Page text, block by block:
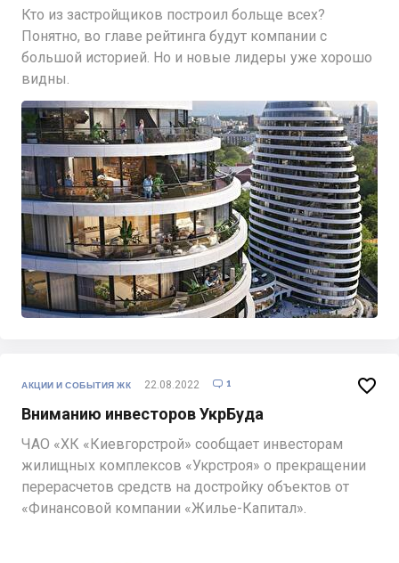
Кто из застройщиков построил больще всех?
Понятно, во главе рейтинга будут компании c
большой историей. Но и новые лидеры уже хорошо
видны.
АКЦИИ И СОБЫТИЯ ЖК 22.08.2022  1
Вниманию инвесторов УкрБуда
ЧАО «ХК «Киевгорстрой» сообщает инвесторам
жилищных комплексов «Укрстроя» о прекращении
перерасчетов средств на достройку объектов от
«Финансовой компании «Жилье-Капитал».
